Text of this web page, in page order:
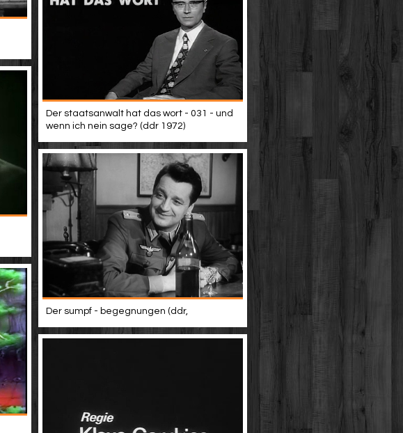
Der staatsanwalt hat das wort - 031 - und
wenn ich nein sage? (ddr 1972)
Der sumpf - begegnungen (ddr,